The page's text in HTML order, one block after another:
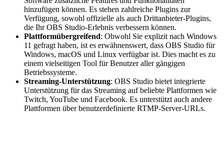
hinzufügen können. Es stehen zahlreiche Plugins zur
Verfügung, sowohl offizielle als auch Drittanbieter-Plugins,
die Ihr OBS Studio-Erlebnis verbessern können.
Plattformübergreifend: Obwohl Sie explizit nach Windows
11 gefragt haben, ist es erwähnenswert, dass OBS Studio für
Windows, macOS und Linux verfügbar ist. Dies macht es zu
einem vielseitigen Tool für Benutzer aller gängigen
Betriebssysteme.
Streaming-Unterstützung: OBS Studio bietet integrierte
Unterstützung für das Streaming auf beliebte Plattformen wie
Twitch, YouTube und Facebook. Es unterstützt auch andere
Plattformen über benutzerdefinierte RTMP-Server-URLs.